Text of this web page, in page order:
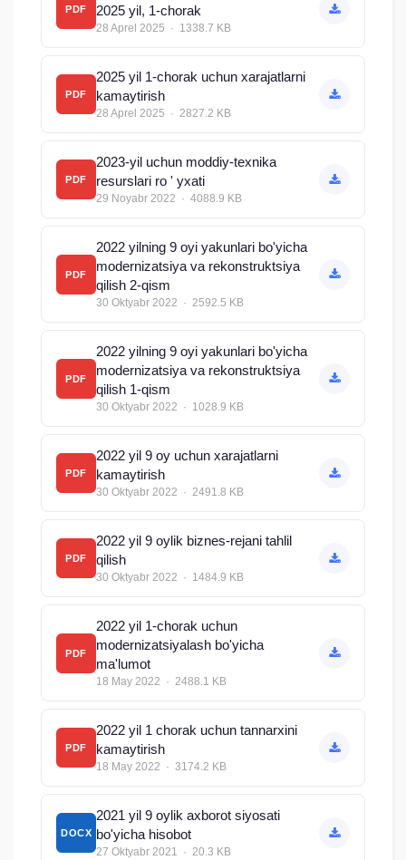
PDF
2025 yil, 1-chorak
28 Aprel 2025 · 1338.7 KB
PDF
2025 yil 1-chorak uchun xarajatlarni
kamaytirish
28 Aprel 2025 · 2827.2 KB
PDF
2023-yil uchun moddiy-texnika
resurslari ro ' yxati
29 Noyabr 2022 · 4088.9 KB
PDF
2022 yilning 9 oyi yakunlari bo'yicha
modernizatsiya va rekonstruktsiya
qilish 2-qism
30 Oktyabr 2022 · 2592.5 KB
PDF
2022 yilning 9 oyi yakunlari bo'yicha
modernizatsiya va rekonstruktsiya
qilish 1-qism
30 Oktyabr 2022 · 1028.9 KB
PDF
2022 yil 9 oy uchun xarajatlarni
kamaytirish
30 Oktyabr 2022 · 2491.8 KB
PDF
2022 yil 9 oylik biznes-rejani tahlil
qilish
30 Oktyabr 2022 · 1484.9 KB
PDF
2022 yil 1-chorak uchun
modernizatsiyalash bo'yicha
ma'lumot
18 May 2022 · 2488.1 KB
PDF
2022 yil 1 chorak uchun tannarxini
kamaytirish
18 May 2022 · 3174.2 KB
DOCX
2021 yil 9 oylik axborot siyosati
bo'yicha hisobot
27 Oktyabr 2021 · 20.3 KB